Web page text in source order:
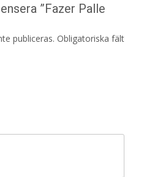
”Fazer Palle
publiceras. Obligatoriska fält